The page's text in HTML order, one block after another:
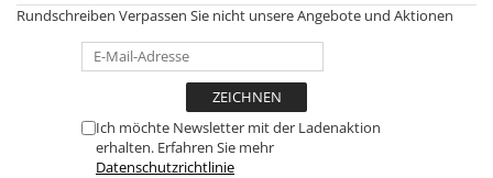
Rundschreiben Verpassen Sie nicht unsere Angebote und Aktionen
Ich möchte Newsletter mit der Ladenaktion
erhalten. Erfahren Sie mehr
Datenschutzrichtlinie